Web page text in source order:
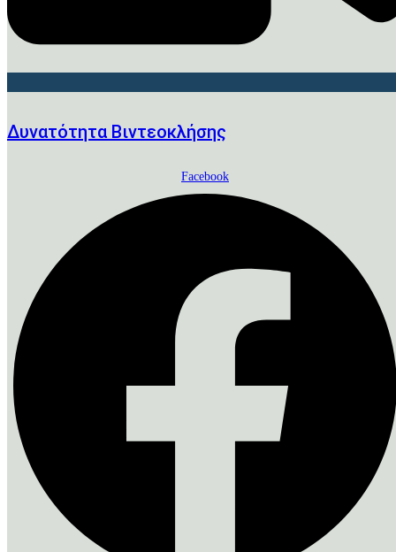
Δυνατότητα Βιντεοκλήσης
Facebook